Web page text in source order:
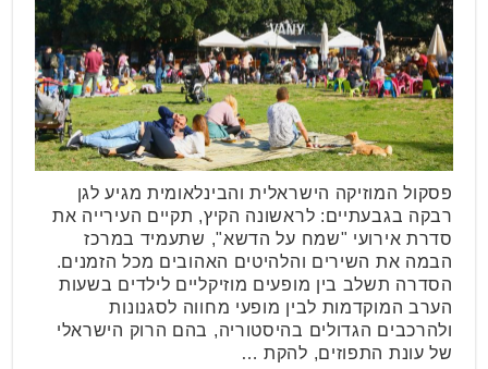
פסקול המוזיקה הישראלית והבינלאומית מגיע לגן
רבקה בגבעתיים: לראשונה הקיץ, תקיים העירייה את
סדרת אירועי "שמח על הדשא", שתעמיד במרכז
הבמה את השירים והלהיטים האהובים מכל הזמנים.
הסדרה תשלב בין מופעים מוזיקליים לילדים בשעות
הערב המוקדמות לבין מופעי מחווה לסגנונות
ולהרכבים הגדולים בהיסטוריה, בהם הרוק הישראלי
של עונת התפוזים, להקת …